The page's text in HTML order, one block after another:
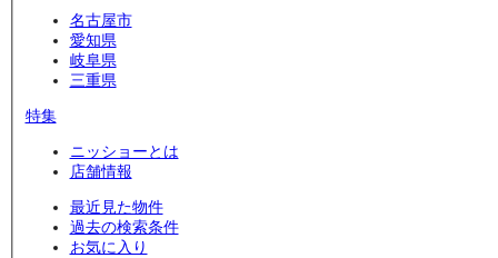
名古屋市
愛知県
岐阜県
三重県
特集
ニッショーとは
店舗情報
最近見た物件
過去の検索条件
お気に入り